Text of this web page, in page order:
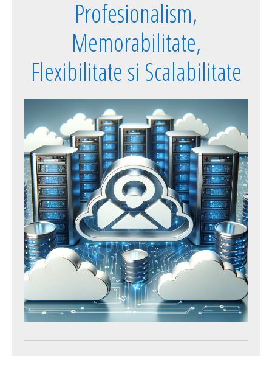
Profesionalism,
Memorabilitate,
Flexibilitate si Scalabilitate